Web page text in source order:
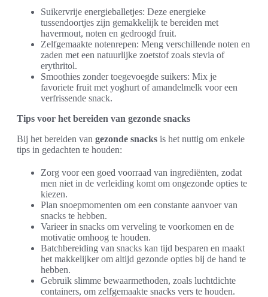
Suikervrije energieballetjes: Deze energieke
tussendoortjes zijn gemakkelijk te bereiden met
havermout, noten en gedroogd fruit.
Zelfgemaakte notenrepen: Meng verschillende noten en
zaden met een natuurlijke zoetstof zoals stevia of
erythritol.
Smoothies zonder toegevoegde suikers: Mix je
favoriete fruit met yoghurt of amandelmelk voor een
verfrissende snack.
Tips voor het bereiden van gezonde snacks
Bij het bereiden van gezonde snacks is het nuttig om enkele
tips in gedachten te houden:
Zorg voor een goed voorraad van ingrediënten, zodat
men niet in de verleiding komt om ongezonde opties te
kiezen.
Plan snoepmomenten om een constante aanvoer van
snacks te hebben.
Varieer in snacks om verveling te voorkomen en de
motivatie omhoog te houden.
Batchbereiding van snacks kan tijd besparen en maakt
het makkelijker om altijd gezonde opties bij de hand te
hebben.
Gebruik slimme bewaarmethoden, zoals luchtdichte
containers, om zelfgemaakte snacks vers te houden.